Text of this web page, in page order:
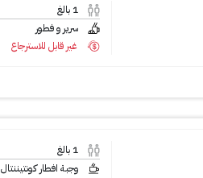
1 بالغ
سرير و فطور
غير قابل للاسترجاع
1 بالغ
وجبة افطار كونتيننتال